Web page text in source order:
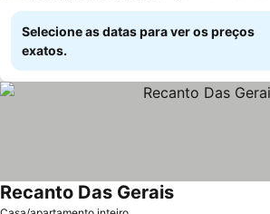
Selecione as datas para ver os preços
exatos.
Recanto Das GeraisVer preços